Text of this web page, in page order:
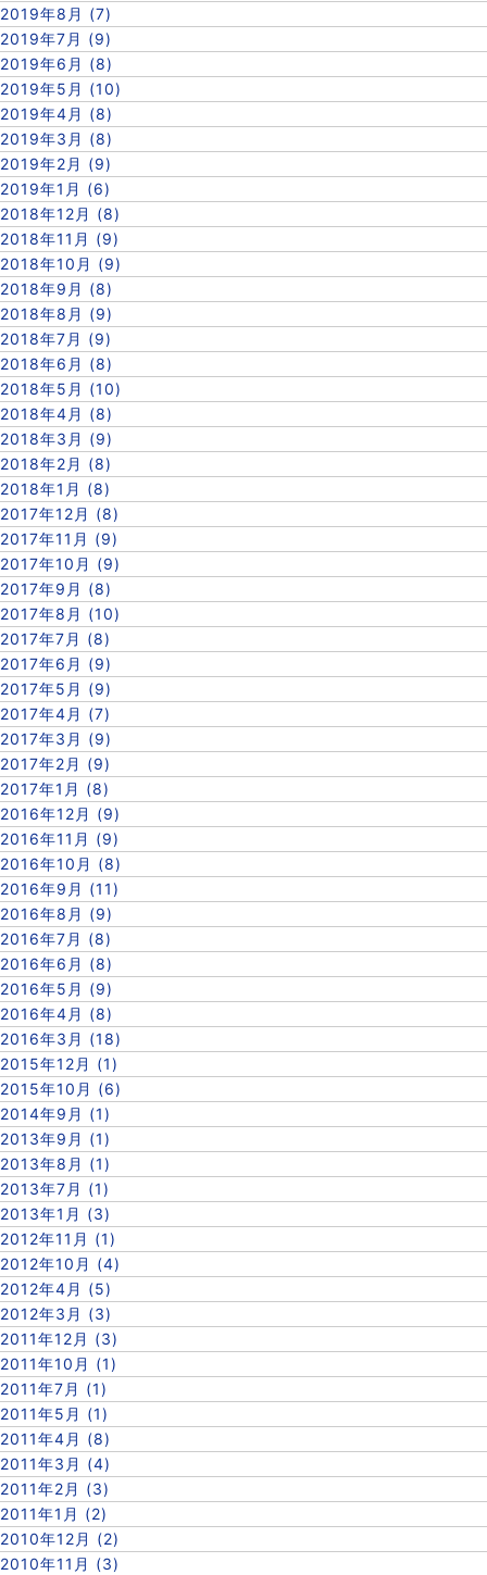
2019年8月 (7)
2019年7月 (9)
2019年6月 (8)
2019年5月 (10)
2019年4月 (8)
2019年3月 (8)
2019年2月 (9)
2019年1月 (6)
2018年12月 (8)
2018年11月 (9)
2018年10月 (9)
2018年9月 (8)
2018年8月 (9)
2018年7月 (9)
2018年6月 (8)
2018年5月 (10)
2018年4月 (8)
2018年3月 (9)
2018年2月 (8)
2018年1月 (8)
2017年12月 (8)
2017年11月 (9)
2017年10月 (9)
2017年9月 (8)
2017年8月 (10)
2017年7月 (8)
2017年6月 (9)
2017年5月 (9)
2017年4月 (7)
2017年3月 (9)
2017年2月 (9)
2017年1月 (8)
2016年12月 (9)
2016年11月 (9)
2016年10月 (8)
2016年9月 (11)
2016年8月 (9)
2016年7月 (8)
2016年6月 (8)
2016年5月 (9)
2016年4月 (8)
2016年3月 (18)
2015年12月 (1)
2015年10月 (6)
2014年9月 (1)
2013年9月 (1)
2013年8月 (1)
2013年7月 (1)
2013年1月 (3)
2012年11月 (1)
2012年10月 (4)
2012年4月 (5)
2012年3月 (3)
2011年12月 (3)
2011年10月 (1)
2011年7月 (1)
2011年5月 (1)
2011年4月 (8)
2011年3月 (4)
2011年2月 (3)
2011年1月 (2)
2010年12月 (2)
2010年11月 (3)